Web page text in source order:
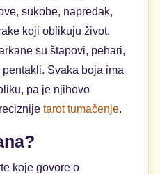
sukobe, napredak,
koji oblikuju život.
su štapovi, pehari,
Svaka boja ima
pa je njihovo
tarot tumačenje.
koje govore o